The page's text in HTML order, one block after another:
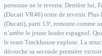
personne ne le reverra. Derrière lui,
(Ducati VR46) tente de revenir. Plus
(Ducati), parti 13ᵉ, remonte comme
n’arrête le jeune leader espagnol.
le team Trackhouse explose. La
décroche sa seconde première